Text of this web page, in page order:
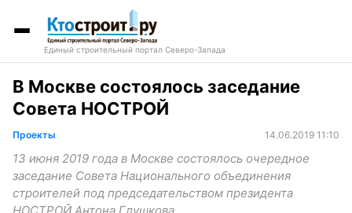
Единый строительный портал Северо-Запада
В Москве состоялось заседание
Совета НОСТРОЙ
Проекты 14.06.2019 11:10
13 июня 2019 года в Москве состоялось очередное
заседание Совета Национального объединения
строителей под председательством президента
НОСТРОЙ Антона Глушкова.